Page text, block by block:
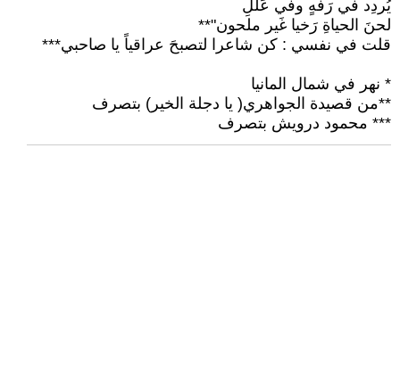
يُردِد في رَفهٍ وفي عَللِ
لحنَ الحياةِ رَخيا غَير ملحون"**
قلت في نفسي : كن شاعرا لتصبحَ عراقياً يا صاحبي***
* نهر في شمال المانيا
**من قصيدة الجواهري( يا دجلة الخير) بتصرف
*** محمود درويش بتصرف